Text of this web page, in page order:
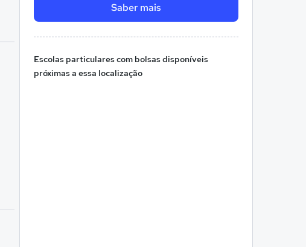
Saber mais
Escolas particulares com bolsas disponíveis
próximas a essa localização